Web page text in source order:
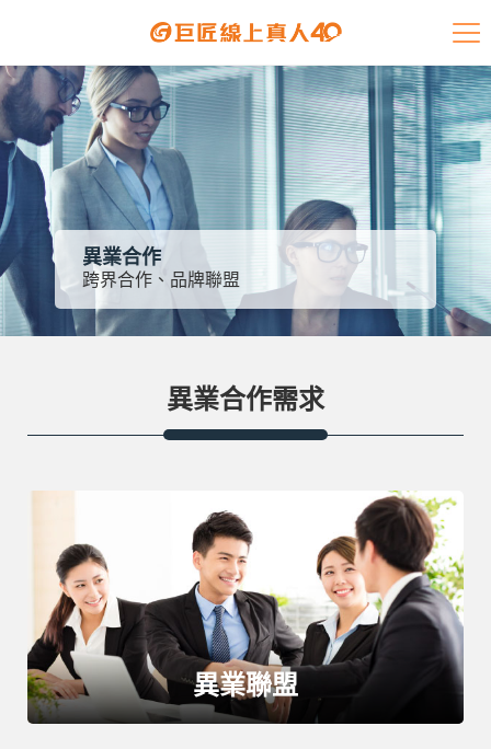
課程介紹
開課查詢
師資陣容
學員故事
免費資源
線上體驗
學員專區
異業合作
跨界合作、品牌聯盟
異業合作需求
異業聯盟